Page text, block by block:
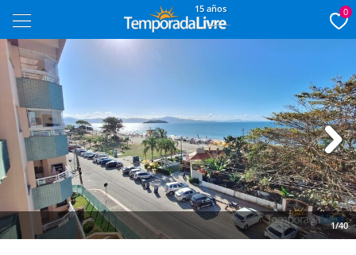
15 años 0
1/40
Next